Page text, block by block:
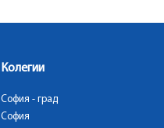
Колегии
София - град
София